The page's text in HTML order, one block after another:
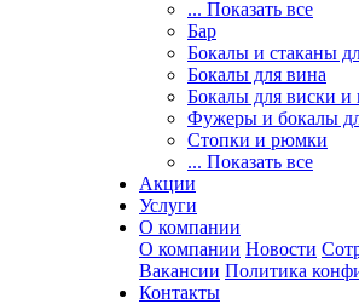
... Показать все
Бар
Бокалы и стаканы
Бокалы для вина
Бокалы для виски и
Фужеры и бокалы
Стопки и рюмки
... Показать все
Акции
Услуги
О компании
О компании Новости
Вакансии Политика
Контакты